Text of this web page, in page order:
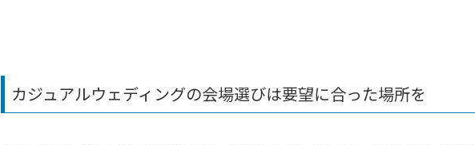
カジュアルウェディングの会場選びは要望に合った場所を